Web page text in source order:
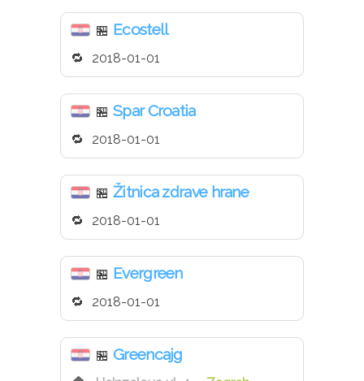
🏪 Ecostell
2018-01-01
🏪 Spar Croatia
2018-01-01
🏪 Žitnica zdrave hrane
2018-01-01
🏪 Evergreen
2018-01-01
🏪 Greencajg